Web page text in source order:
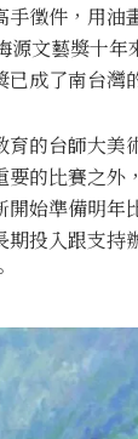
徵件，用油
文藝獎十
成了南台灣
的台師大美
的比賽之外
始準備明年
投入跟支持